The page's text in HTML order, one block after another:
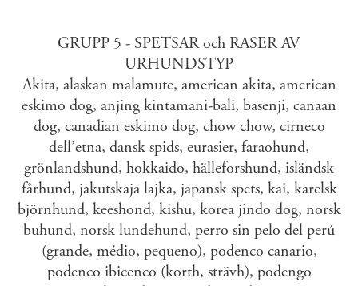
GRUPP 5 - SPETSAR och RASER AV
URHUNDSTYP
Akita, alaskan malamute, american akita, american
eskimo dog, anjing kintamani-bali, basenji, canaan
dog, canadian eskimo dog, chow chow, cirneco
dell’etna, dansk spids, eurasier, faraohund,
grönlandshund, hokkaido, hälleforshund, isländsk
fårhund, jakutskaja lajka, japansk spets, kai, karelsk
björnhund, keeshond, kishu, korea jindo dog, norsk
buhund, norsk lundehund, perro sin pelo del perú
(grande, médio, pequeno), podenco canario,
podenco ibicenco (korth, strävh), podengo